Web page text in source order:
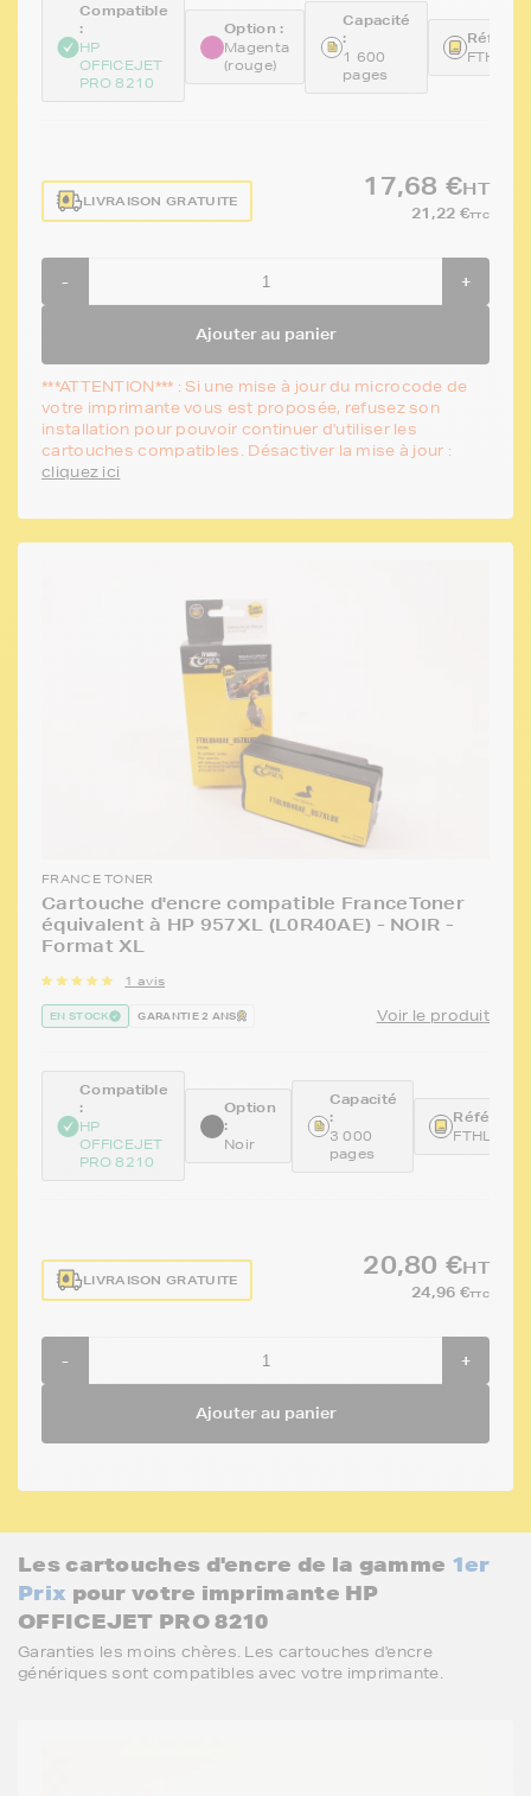
Compatible
:
HP
OFFICEJET
PRO 8210
Option :
Magenta
(rouge)
Capacité
:
1 600
pages
LIVRAISON GRATUITE
17,68 €HT
21,22 €TTC
- +
Ajouter au panier
***ATTENTION*** : Si une mise à jour du microcode de
votre imprimante vous est proposée, refusez son
installation pour pouvoir continuer d'utiliser les
cartouches compatibles. Désactiver la mise à jour :
cliquez ici
FRANCE TONER
Cartouche d'encre compatible FranceToner
équivalent à HP 957XL (L0R40AE) - NOIR -
Format XL
1 avis
EN STOCK GARANTIE 2 ANS Voir le produit
Compatible
:
HP
OFFICEJET
PRO 8210
Option
:
Noir
Capacité
:
3 000
pages
LIVRAISON GRATUITE
20,80 €HT
24,96 €TTC
- +
Ajouter au panier
Les cartouches d'encre de la gamme 1er
Prix pour votre imprimante HP
OFFICEJET PRO 8210
Garanties les moins chères. Les cartouches d'encre
génériques sont compatibles avec votre imprimante.